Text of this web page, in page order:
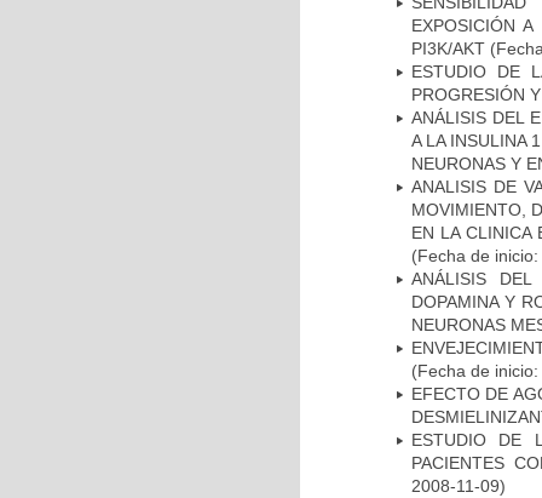
EXPOSICIÓN
PI3K/AKT
ESTUDIO DE
PROGRESIÓN
ANÁLISIS DEL
A LA INSULINA
NEURONAS Y
ANALISIS DE
MOVIMIENTO,
EN LA CLINICA
(Fecha de
ANÁLISIS
DOPAMINA Y
NEURONAS
(Fecha de
EFECTO DE
ESTUDIO DE
PACIENTES
2008-11-09)